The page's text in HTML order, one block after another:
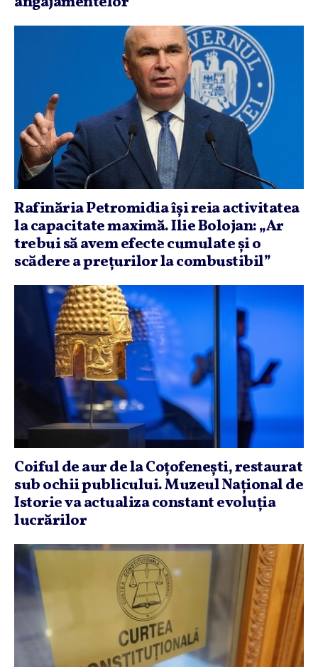
Rafinăria Petromidia îşi reia activitatea
la capacitate maximă. Ilie Bolojan: „Ar
trebui să avem efecte cumulate şi o
scădere a preţurilor la combustibil”
Coiful de aur de la Coţofeneşti, restaurat
sub ochii publicului. Muzeul Naţional de
Istorie va actualiza constant evoluţia
lucrărilor